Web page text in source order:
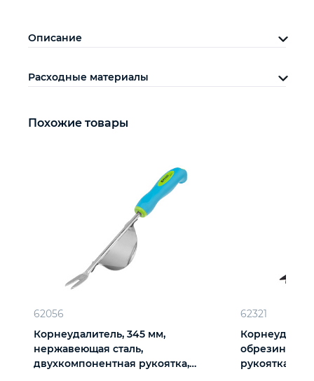
Описание
Расходные материалы
Похожие товары
62056
Корнеудалитель, 345 мм,
нержавеющая сталь,
двухкомпонентная рукоятка,
62321
рукоятка,